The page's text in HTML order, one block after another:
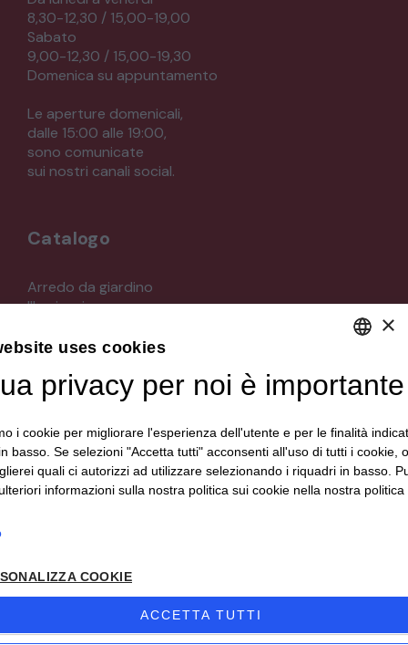
8,30-12,30 / 15,00-19,00
Sabato
9,00-12,30 / 15,00-19,30
Domenica su appuntamento
Le aperture domenicali,
dalle 15:00 alle 19:00,
sono comunicate
sui nostri canali social.
Catalogo
Arredo da giardino
Illuminazione
Mobili
Orologeria
Quadri stampe
Strumenti musicali e accessori
Tappeti e tessuti
Veicoli d'epoca
DEFAULT LANGUAGE
ITALIAN
×
uses cookies
privacy per noi è importante
i cookie per migliorare l'esperienza dell'utente e per le finalità
basso. Se selezioni "Accetta tutti" acconsenti all'uso di tutti i cookie,
quali ci autorizzi ad utilizzare selezionando i riquadri in basso.
informazioni sulla nostra politica sui cookie nella nostra politica
COOKIE
ACCETTA TUTTI